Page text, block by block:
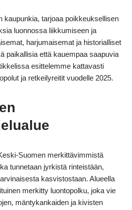
kaupunkia, tarjoaa poikkeuksellisen
luonnossa liikkumiseen ja
harjumaisemat ja historialliset
paikallisia että kauempaa saapuvia
esittelemme kattavasti
ja retkeilyreitit vuodelle 2025.
Suomen merkittävimmistä
tunnetaan jyrkistä rinteistään,
kasvistostaan. Alueella
merkitty luontopolku, joka vie
mäntykankaiden ja kivisten